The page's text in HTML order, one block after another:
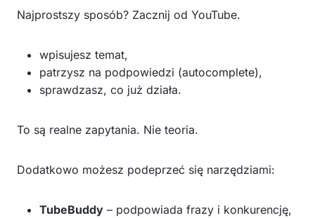
Najprostszy sposób? Zacznij od YouTube.
wpisujesz temat,
patrzysz na podpowiedzi (autocomplete),
sprawdzasz, co już działa.
To są realne zapytania. Nie teoria.
Dodatkowo możesz podeprzeć się narzędziami:
TubeBuddy – podpowiada frazy i konkurencję,